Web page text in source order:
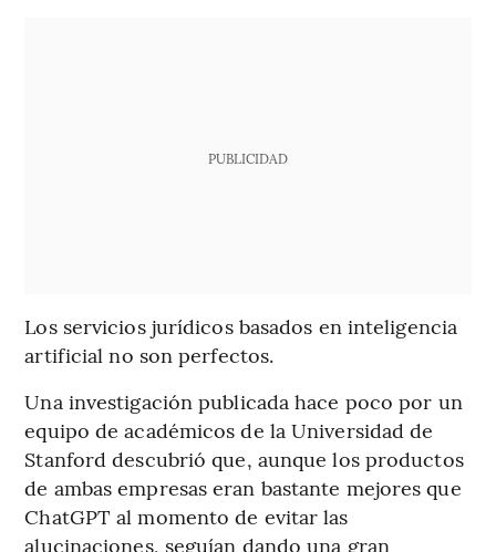
PUBLICIDAD
Los servicios jurídicos basados en inteligencia
artificial no son perfectos.
Una investigación publicada hace poco por un
equipo de académicos de la Universidad de
Stanford descubrió que, aunque los productos
de ambas empresas eran bastante mejores que
ChatGPT al momento de evitar las
alucinaciones, seguían dando una gran